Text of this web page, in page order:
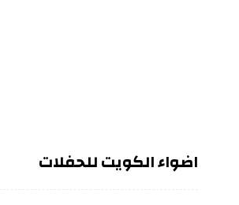
اضواء الكويت للحفلات